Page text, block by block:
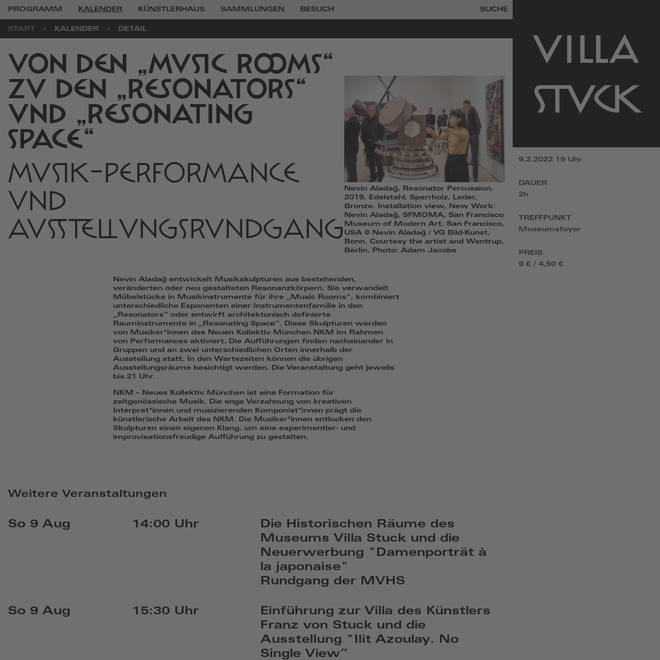
PROGRAMM KALENDER KÜNSTLERHAUS SAMMLUNGEN BESUCH SUCHE
START KALENDER DETAIL
VON DEN „MUSIC ROOMS“
ZU DEN „RESONATORS“
UND „RESONATING
SPACE“
MUSIK-PERFORMANCE
UND
AUSSTELLUNGSRUNDGANG
Nevin Aladağ, Resonator Percussion,
2019, Edelstahl, Sperrholz, Leder,
Bronze. Installation view, New Work:
Nevin Aladağ, SFMOMA, San Francisco
Museum of Modern Art, San Francisco,
USA © Nevin Aladağ / VG Bild-Kunst,
Bonn. Courtesy the artist and Wentrup,
Berlin, Photo: Adam Jacobs
Nevin Aladağ entwickelt Musikskulpturen aus bestehenden,
veränderten oder neu gestalteten Resonanzkörpern. Sie verwandelt
Möbelstücke in Musikinstrumente für ihre „Music Rooms“, kombiniert
unterschiedliche Exponenten einer Instrumentenfamilie in den
„Resonators“ oder entwirft architektonisch definierte
Rauminstrumente in „Resonating Space“. Diese Skulpturen werden
von Musiker*innen des Neuen Kollektiv München NKM im Rahmen
von Performances aktiviert. Die Aufführungen finden nacheinander in
Gruppen und an zwei unterschiedlichen Orten innerhalb der
Ausstellung statt. In den Wartezeiten können die übrigen
Ausstellungsräume besichtigt werden. Die Veranstaltung geht jeweils
bis 21 Uhr.
NKM – Neues Kollektiv München ist eine Formation für
zeitgenössische Musik. Die enge Verzahnung von kreativen
Interpret*innen und musizierenden Komponist*innen prägt die
künstlerische Arbeit des NKM. Die Musiker*innen entlocken den
Skulpturen einen eigenen Klang, um eine experimentier- und
improvisationsfreudige Aufführung zu gestalten.
Weitere Veranstaltungen
So 9 Aug 14:00 Uhr
Die Historischen Räume des
Museums Villa Stuck und die
Neuerwerbung "Damenporträt à
la japonaise"
Rundgang der MVHS
Aug
9
2026,
14:08
So 9 Aug 15:30 Uhr
Einführung zur Villa des Künstlers
Franz von Stuck und die
Ausstellung "Ilit Azoulay. No
Single View”
Startseite
9.3.2022 19 Uhr
DAUER
2h
TREFFPUNKT
Museumsfoyer
PREIS
9 € / 4,50 €